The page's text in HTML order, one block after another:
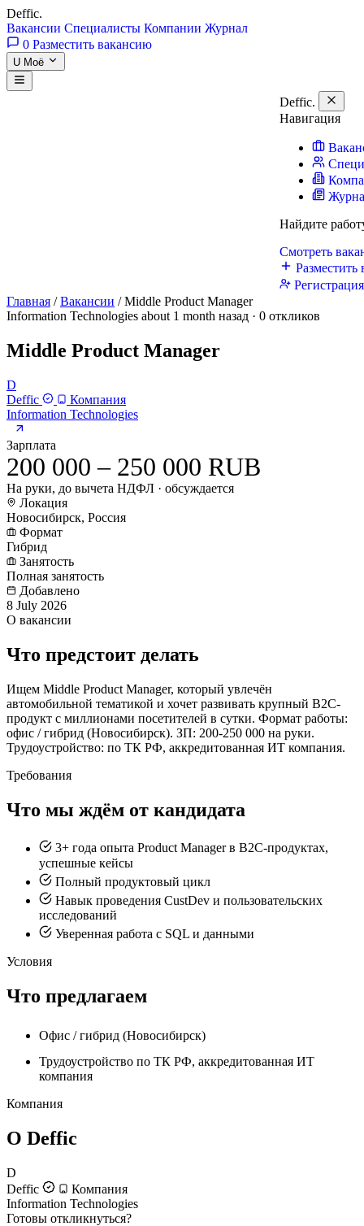
Deffic.
Вакансии Специалисты Компании Журнал
0 Разместить вакансию
U Моё
Deffic.
Навигация
Найдите
Смотреть
Разместить
Главная / Вакансии / Middle Product Manager
Information Technologies about 1 month назад · 0 откликов
Middle Product Manager
D
Deffic
Компания
Information Technologies
Зарплата
200 000 – 250 000 RUB
На руки, до вычета НДФЛ · обсуждается
Локация
Новосибирск, Россия
Формат
Гибрид
Занятость
Полная занятость
Добавлено
8 July 2026
О вакансии
Что предстоит делать
Ищем Middle Product Manager, который увлечён
автомобильной тематикой и хочет развивать крупный B2C-
продукт с миллионами посетителей в сутки. Формат работы:
офис / гибрид (Новосибирск). ЗП: 200-250 000 на руки.
Трудоустройство: по ТК РФ, аккредитованная ИТ компания.
Требования
Что мы ждём от кандидата
3+ года опыта Product Manager в B2C-продуктах,
успешные кейсы
Полный продуктовый цикл
Навык проведения CustDev и пользовательских
исследований
Уверенная работа с SQL и данными
Условия
Что предлагаем
Офис / гибрид (Новосибирск)
Трудоустройство по ТК РФ, аккредитованная ИТ
компания
Компания
О Deffic
D
Deffic
Компания
Information Technologies
Готовы откликнуться?